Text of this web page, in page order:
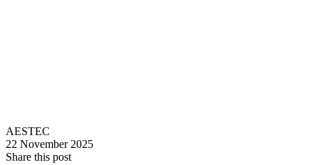
AESTEC
22 November 2025
Share this post